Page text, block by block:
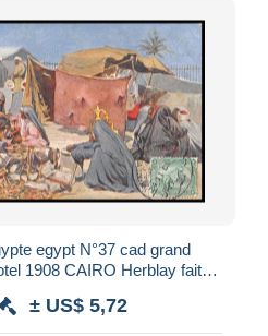
egypt N°37 cad grand
1908 CAIRO Herblay fait at
± US$ 5,72